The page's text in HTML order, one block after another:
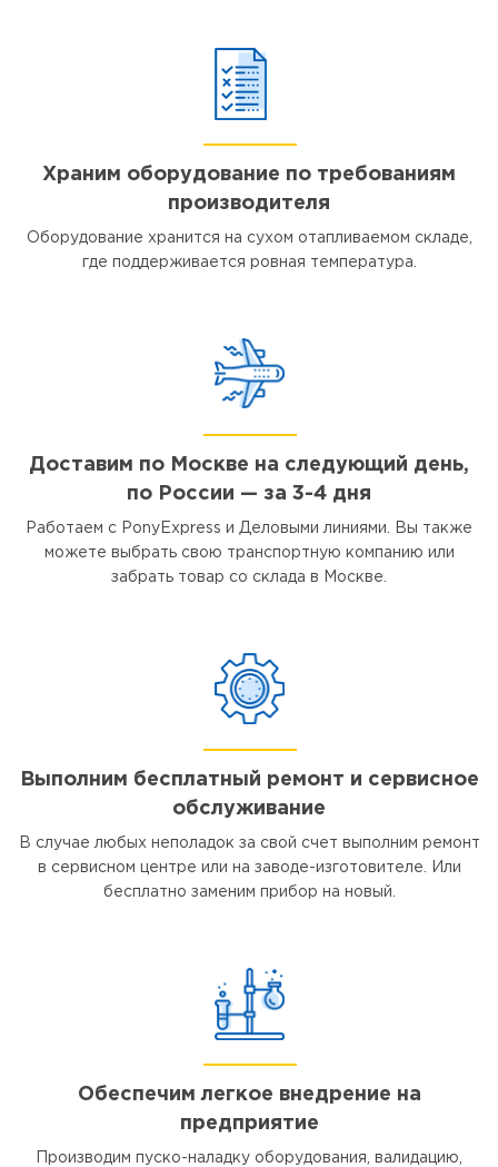
Храним оборудование по требованиям
производителя
Оборудование хранится на сухом отапливаемом складе,
где поддерживается ровная температура.
Доставим по Москве на следующий день,
по России — за 3-4 дня
Работаем с PonyExpress и Деловыми линиями. Вы также
можете выбрать свою транспортную компанию или
забрать товар со склада в Москве.
Выполним бесплатный ремонт и сервисное
обслуживание
В случае любых неполадок за свой счет выполним ремонт
в сервисном центре или на заводе-изготовителе. Или
бесплатно заменим прибор на новый.
Обеспечим легкое внедрение на
предприятие
Производим пуско-наладку оборудования, валидацию,